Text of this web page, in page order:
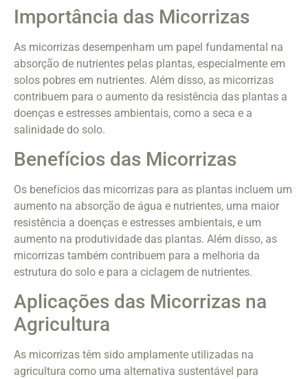
Importância das Micorrizas
As micorrizas desempenham um papel fundamental na
absorção de nutrientes pelas plantas, especialmente em
solos pobres em nutrientes. Além disso, as micorrizas
contribuem para o aumento da resistência das plantas a
doenças e estresses ambientais, como a seca e a
salinidade do solo.
Benefícios das Micorrizas
Os benefícios das micorrizas para as plantas incluem um
aumento na absorção de água e nutrientes, uma maior
resistência a doenças e estresses ambientais, e um
aumento na produtividade das plantas. Além disso, as
micorrizas também contribuem para a melhoria da
estrutura do solo e para a ciclagem de nutrientes.
Aplicações das Micorrizas na
Agricultura
As micorrizas têm sido amplamente utilizadas na
agricultura como uma alternativa sustentável para